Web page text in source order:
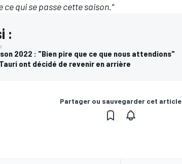
ce qui se passe cette saison."
:
2022 : "Bien pire que ce que nous attendions"
ont décidé de revenir en arrière
Partager ou sauvegarder cet article